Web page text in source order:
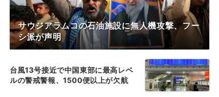
サウジアラムコの石油施設に無人機攻撃、フー
シ派が声明
台風13号接近で中国東部に最高レベ
ルの警戒警報、1500便以上が欠航